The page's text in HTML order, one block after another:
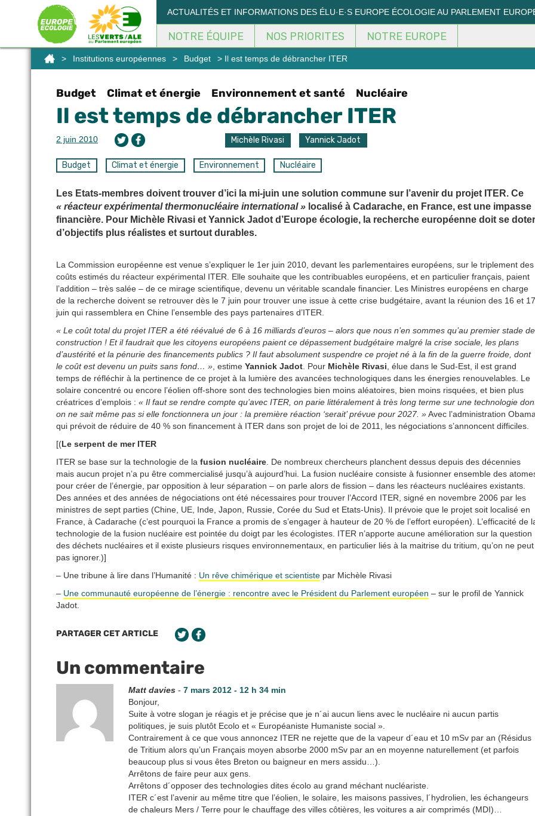
ACTUALITÉS ET INFORMATIONS DES ÉLU·E·S EUROPE ÉCOLOGIE AU PARLEMENT
NOTRE ÉQUIPE NOS PRIORITES NOTRE EUROPE
> Institutions européennes > Budget > Il est temps de débrancher ITER
Budget Climat et énergie Environnement et santé Nucléaire
Il est temps de débrancher ITER
2 juin 2010 Michèle Rivasi Yannick Jadot
Budget Climat et énergie Environnement Nucléaire
Les Etats-membres doivent trouver d’ici la mi-juin une solution commune sur l’avenir du projet ITER. Ce
« réacteur expérimental thermonucléaire international » localisé à Cadarache, en France, est une impasse
financière. Pour Michèle Rivasi et Yannick Jadot d’Europe écologie, la recherche européenne doit se doter
d’objectifs plus réalistes et surtout durables.
La Commission européenne est venue s’expliquer le 1er juin 2010, devant les parlementaires européens, sur le triplement des
coûts estimés du réacteur expérimental ITER. Elle souhaite que les contribuables européens, et en particulier français, paient
l’addition – très salée – de ce mirage scientifique, devenu un véritable scandale financier. Les Ministres européens en charge
de la recherche doivent se retrouver dès le 7 juin pour trouver une issue à cette crise budgétaire, avant la réunion des 16 et 17
juin qui rassemblera en Chine l’ensemble des pays partenaires d’ITER.
« Le coût total du projet ITER a été réévalué de 6 à 16 milliards d’euros – alors que nous n’en sommes qu’au premier stade de
construction ! Et il faudrait que les citoyens européens paient ce dépassement budgétaire malgré la crise sociale, les plans
d’austérité et la pénurie des financements publics ? Il faut absolument suspendre ce projet né à la fin de la guerre froide, dont
le coût est devenu un puits sans fond… » , estime Yannick Jadot . Pour Michèle Rivasi , élue dans le Sud-Est, il est grand
temps de réfléchir à la pertinence de ce projet à la lumière des avancées technologiques dans les énergies renouvelables. Le
solaire concentré ou encore l’éolien off-shore sont des technologies bien moins aléatoires, bien moins risquées, et bien plus
créatrices d’emplois : « Il faut se rendre compte qu’avec ITER, on parie littéralement à très long terme sur une technologie
on ne sait même pas si elle fonctionnera un jour : la première réaction ‘serait’ prévue pour 2027. »Avec l’administration
qui prévoit de réduire de 40 % son financement à ITER dans son projet de loi de 2011, les négociations s’annoncent difficiles.
[(Le serpent de mer ITER
ITER se base sur la technologie de la fusion nucléaire . De nombreux chercheurs planchent dessus depuis des décennies
mais aucun projet n’a pu être commercialisé jusqu’à aujourd’hui. La fusion nucléaire consiste à fusionner ensemble des
pour créer de l’énergie, par opposition à leur séparation – on parle alors de fission – dans les réacteurs nucléaires existants.
Des années et des années de négociations ont été nécessaires pour trouver l’Accord ITER, signé en novembre 2006 par les
ministres de sept parties (Chine, UE, Inde, Japon, Russie, Corée du Sud et Etats-Unis). Il prévoie que le projet soit localisé en
France, à Cadarache (c’est pourquoi la France a promis de s’engager à hauteur de 20 % de l’effort européen). L’efficacité de
technologie de la fusion nucléaire est pointée du doigt par les écologistes. ITER n’apporte aucune amélioration sur la question
des déchets nucléaires et il existe plusieurs risques environnementaux, en particulier liés à la maitrise du tritium, qu’on ne peut
pas ignorer.)]
– Une tribune à lire dans l’Humanité : Un rêve chimérique et scientiste par Michèle Rivasi
– Une communauté européenne de l’énergie : rencontre avec le Président du Parlement européen – sur le profil de Yannick
Jadot.
PARTAGER CET ARTICLE
Un commentaire
Matt davies -7 mars 2012 - 12 h 34 min
Bonjour,
Suite à votre slogan je réagis et je précise que je n´ai aucun liens avec le nucléaire ni aucun partis
politiques, je suis plutôt Ecolo et « Européaniste Humaniste social ».
Contrairement à ce que vous annoncez ITER ne rejette que de la vapeur d´eau et 10 mSv par an (Résidus
de Tritium alors qu’un Français moyen absorbe 2000 mSv par an en moyenne naturellement (et parfois
beaucoup plus si vous êtes Breton ou baigneur en mers assidu…).
Arrêtons de faire peur aux gens.
Arrêtons d´opposer des technologies dites écolo au grand méchant nucléariste.
ITER c´est l’avenir au même titre que l’éolien, le solaire, les maisons passives, l´hydrolien, les échangeurs
de chaleurs Mers / Terre pour le chauffage des villes côtières, les voitures a air comprimés (MDI)…
Panneau de gestion des cookies